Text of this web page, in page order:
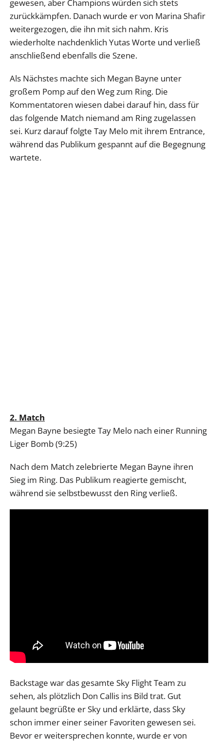
gewesen, aber Champions würden sich stets
zurückkämpfen. Danach wurde er von Marina Shafir
weitergezogen, die ihn mit sich nahm. Kris
wiederholte nachdenklich Yutas Worte und verließ
anschließend ebenfalls die Szene.
Als Nächstes machte sich Megan Bayne unter
großem Pomp auf den Weg zum Ring. Die
Kommentatoren wiesen dabei darauf hin, dass für
das folgende Match niemand am Ring zugelassen
sei. Kurz darauf folgte Tay Melo mit ihrem Entrance,
während das Publikum gespannt auf die Begegnung
wartete.
2. Match
Megan Bayne besiegte Tay Melo nach einer Running
Liger Bomb (9:25)
Nach dem Match zelebrierte Megan Bayne ihren
Sieg im Ring. Das Publikum reagierte gemischt,
während sie selbstbewusst den Ring verließ.
Backstage war das gesamte Sky Flight Team zu
sehen, als plötzlich Don Callis ins Bild trat. Gut
gelaunt begrüßte er Sky und erklärte, dass Sky
schon immer einer seiner Favoriten gewesen sei.
Bevor er weitersprechen konnte, wurde er von